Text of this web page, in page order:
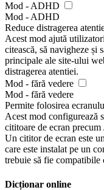
Mod - ADHD
Mod - ADHD
Reduce distragerea
Acest mod ajută
citească, să navigheze și
principale ale site-ului
distragerea atentiei.
Mod - fără vedere
Mod - fără vedere
Permite folosirea
Acest mod configurează
cititoare de ecran
Un cititor de ecran este
care este instalat pe un
trebuie să fie compatibile
Dicționar online